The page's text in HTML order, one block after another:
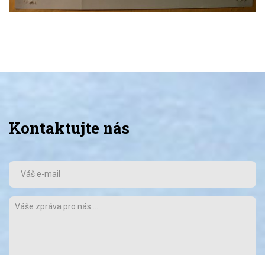
Kontaktujte nás